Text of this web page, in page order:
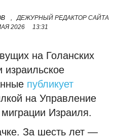
,
ДЕЖУРНЫЙ РЕДАКТОР САЙТА
2026 13:31
на Голанских
израильское
публикует
на Управление
Израиля.
За шесть лет —